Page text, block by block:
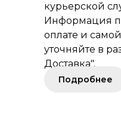
курьерской
Информация
оплате и
уточняйте в
Доставка".
Подробнее